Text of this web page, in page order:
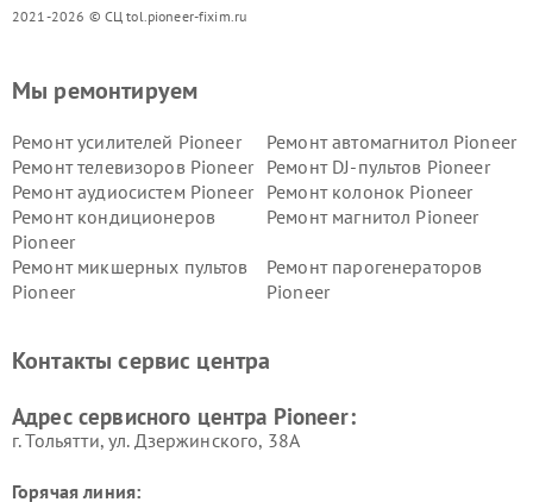
2021-2026 © СЦ tol.pioneer-fixim.ru
Мы ремонтируем
Ремонт усилителей Pioneer
Ремонт автомагнитол Pioneer
Ремонт телевизоров Pioneer
Ремонт DJ-пультов Pioneer
Ремонт аудиосистем Pioneer
Ремонт колонок Pioneer
Ремонт кондиционеров
Pioneer
Ремонт магнитол Pioneer
Ремонт микшерных пультов
Pioneer
Ремонт парогенераторов
Pioneer
Контакты сервис центра
Адрес сервисного центра Pioneer:
г. Тольятти, ул. Дзержинского, 38А
Горячая линия: